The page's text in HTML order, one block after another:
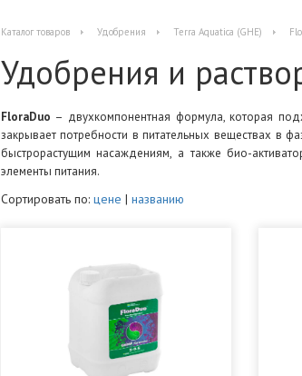
Каталог товаров Удобрения Terra Aquatica (GHE)
Удобрения и
FloraDuo – двухкомпонентная формула, которая
закрывает потребности в питательных веществах в
быстрорастущим насаждениям, а также био-
элементы питания.
Сортировать по: цене | названию